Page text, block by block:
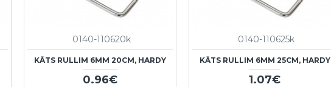
0140-110620k
KĀTS RULLIM 6MM 20CM, HARDY
0.96€
0140-110625k
KĀTS RULLIM 6MM 25CM, HARDY
1.07€